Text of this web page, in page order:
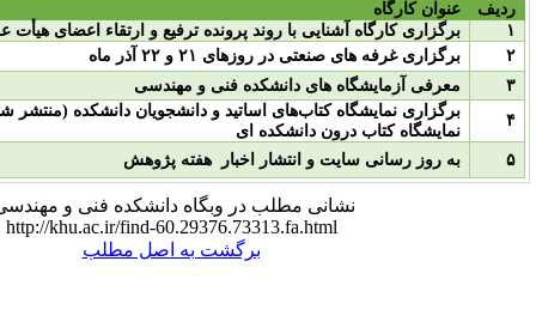
با روند پرونده ترفیع و ارتقاء اعضای هیأت علمی
در روزهای ۲۱ و ۲۲ آذر ماه
های دانشکده فنی و مهندسی
برگزاری نمایشگاه کتاب‌های اساتید و دانشجویان دانشکده (منتشر شده در ۳ سال اخیر) در
دانشکده ای
و انتشار اخبار هفته پژوهش
مطلب در وبگاه دانشکده فنی و مهندسی:
http://khu.ac.ir/find-60.29376.73313.fa.html